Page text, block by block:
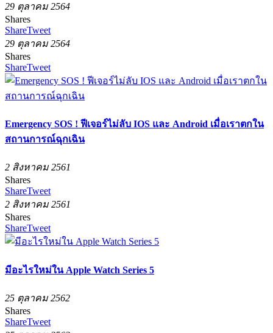
29 ตุลาคม 2564
Shares
ShareTweet
29 ตุลาคม 2564
Shares
ShareTweet
Emergency SOS ! ฟีเจอร์ไม่ลับ IOS และ Android เมื่อเราตกใน
สถานการณ์ฉุกเฉิน
2 สิงหาคม 2561
Shares
ShareTweet
2 สิงหาคม 2561
Shares
ShareTweet
มีอะไรใหม่ใน Apple Watch Series 5
25 ตุลาคม 2562
Shares
ShareTweet